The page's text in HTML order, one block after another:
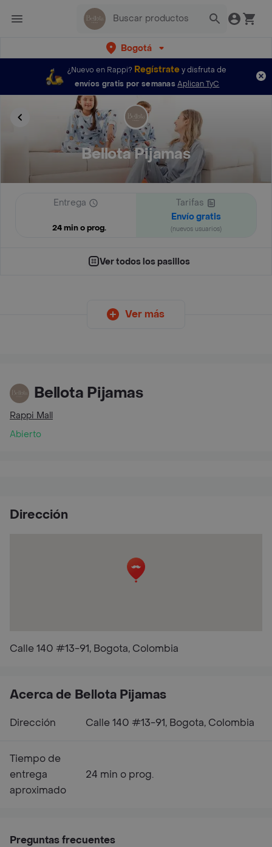
Bogotá
¿Nuevo en Rappi? Regístratey disfruta de
envíos gratis por semanas Aplican TyC
Bellota Pijamas
Entrega
24 min o prog.
Tarifas
Envío gratis
(nuevos usuarios)
Ver todos los pasillos
Ver más
Bellota Pijamas
Rappi Mall
Abierto
Dirección
Calle 140 #13-91, Bogota, Colombia
Acerca de Bellota Pijamas
Dirección Calle 140 #13-91, Bogota, Colombia
Tiempo de
entrega
aproximado
24 min o prog.
Preguntas frecuentes